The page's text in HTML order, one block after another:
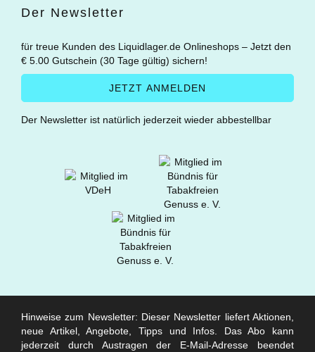
Der Newsletter
für treue Kunden des Liquidlager.de Onlineshops – Jetzt den
€ 5.00 Gutschein (30 Tage gültig) sichern!
Der Newsletter ist natürlich jederzeit wieder abbestellbar
Hinweise zum Newsletter: Dieser Newsletter liefert Aktionen,
neue Artikel, Angebote, Tipps und Infos. Das Abo kann
jederzeit durch Austragen der E-Mail-Adresse beendet